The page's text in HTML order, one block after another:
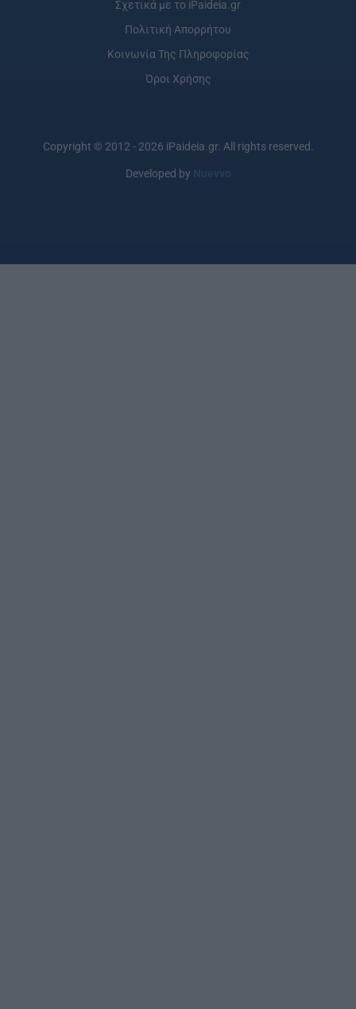
Σχετικά με το iPaideia.gr
Πολιτική Απορρήτου
Κοινωνία Της Πληροφορίας
Όροι Χρήσης
Copyright © 2012 - 2026 iPaideia.gr. All rights reserved.
Developed by